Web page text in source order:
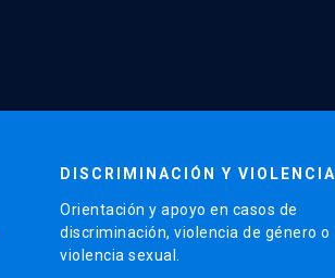
DISCRIMINACIÓN Y VIOLENCIA
Orientación y apoyo en casos de
discriminación, violencia de género o
violencia sexual.